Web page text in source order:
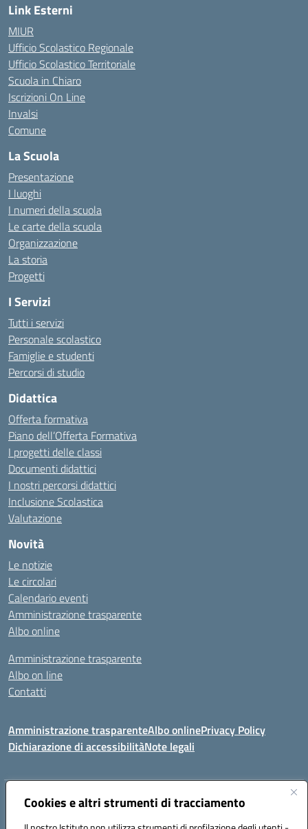
Cookies e altri strumenti di tracciamento
Link Esterni
MIUR
Ufficio Scolastico Regionale
Ufficio Scolastico Territoriale
Scuola in Chiaro
Iscrizioni On Line
Invalsi
Comune
La Scuola
Presentazione
I luoghi
I numeri della scuola
Le carte della scuola
Organizzazione
La storia
Progetti
I Servizi
Tutti i servizi
Personale scolastico
Famiglie e studenti
Percorsi di studio
Didattica
Offerta formativa
Piano dell’Offerta Formativa
I progetti delle classi
Documenti didattici
I nostri percorsi didattici
Inclusione Scolastica
Valutazione
Novità
Le notizie
Le circolari
Calendario eventi
Amministrazione trasparente
Albo online
Amministrazione trasparente
Albo on line
Contatti
Amministrazione trasparenteAlbo onlinePrivacy Policy
Dichiarazione di accessibilitàNote legali
Indirizzo:Via Tirso, 07011 Bono (SS)